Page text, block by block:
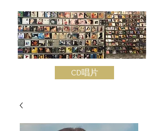
CD唱片